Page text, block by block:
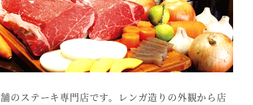
のステーキ専門店です。レンガ造りの外観から店